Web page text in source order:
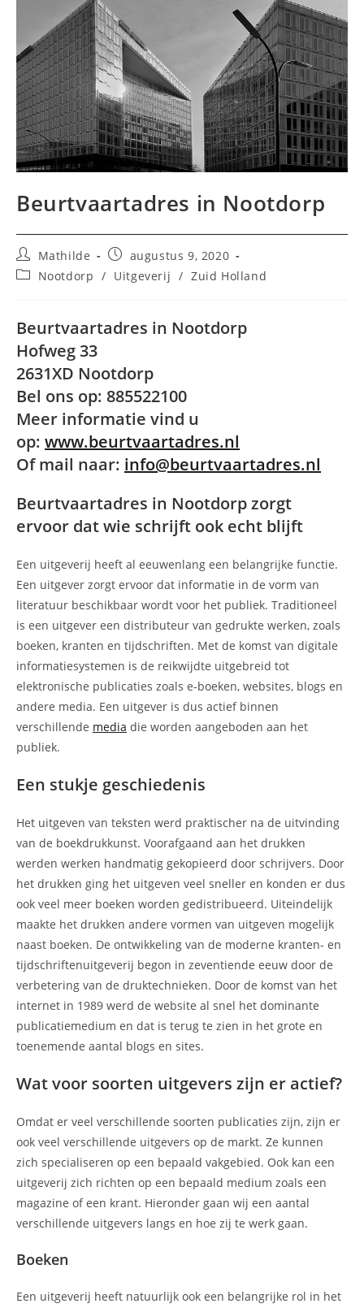
Beurtvaartadres in Nootdorp
Bericht
auteur:
Mathilde
Bericht
gepubliceerd
op:
augustus 9, 2020
Berichtcategorie:
Nootdorp / Uitgeverij / Zuid Holland
Beurtvaartadres in Nootdorp
Hofweg 33
2631XD Nootdorp
Bel ons op: 885522100
Meer informatie vind u
op: www.beurtvaartadres.nl
Of mail naar: info@beurtvaartadres.nl
Beurtvaartadres in Nootdorp zorgt
ervoor dat wie schrijft ook echt blijft
Een uitgeverij heeft al eeuwenlang een belangrijke functie.
Een uitgever zorgt ervoor dat informatie in de vorm van
literatuur beschikbaar wordt voor het publiek. Traditioneel
is een uitgever een distributeur van gedrukte werken, zoals
boeken, kranten en tijdschriften. Met de komst van digitale
informatiesystemen is de reikwijdte uitgebreid tot
elektronische publicaties zoals e-boeken, websites, blogs en
andere media. Een uitgever is dus actief binnen
verschillende media die worden aangeboden aan het
publiek.
Een stukje geschiedenis
Het uitgeven van teksten werd praktischer na de uitvinding
van de boekdrukkunst. Voorafgaand aan het drukken
werden werken handmatig gekopieerd door schrijvers. Door
het drukken ging het uitgeven veel sneller en konden er dus
ook veel meer boeken worden gedistribueerd. Uiteindelijk
maakte het drukken andere vormen van uitgeven mogelijk
naast boeken. De ontwikkeling van de moderne kranten- en
tijdschriftenuitgeverij begon in zeventiende eeuw door de
verbetering van de druktechnieken. Door de komst van het
internet in 1989 werd de website al snel het dominante
publicatiemedium en dat is terug te zien in het grote en
toenemende aantal blogs en sites.
Wat voor soorten uitgevers zijn er actief?
Omdat er veel verschillende soorten publicaties zijn, zijn er
ook veel verschillende uitgevers op de markt. Ze kunnen
zich specialiseren op een bepaald vakgebied. Ook kan een
uitgeverij zich richten op een bepaald medium zoals een
magazine of een krant. Hieronder gaan wij een aantal
verschillende uitgevers langs en hoe zij te werk gaan.
Boeken
Een uitgeverij heeft natuurlijk ook een belangrijke rol in het